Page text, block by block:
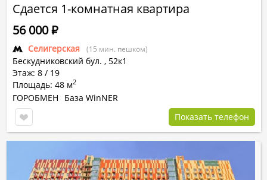
Сдается 1-комнатная квартира
Селигерская (15 мин. пешком)
Бескудниковский бул. , 52к1
Этаж: 8 / 19
Площадь: 48 м2
56 000Р
ГОРОБМЕН
База WinNER
Показать телефон